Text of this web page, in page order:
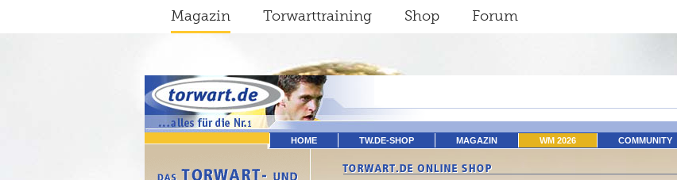
Magazin Torwarttraining Shop Forum
HOME TW.DE-SHOP MAGAZIN WM 2026 COMMUNITY